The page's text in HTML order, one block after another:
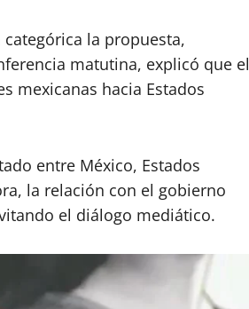
la propuesta,
matutina, explicó que el
mexicanas hacia Estados
entre México, Estados
la relación con el gobierno
el diálogo mediático.